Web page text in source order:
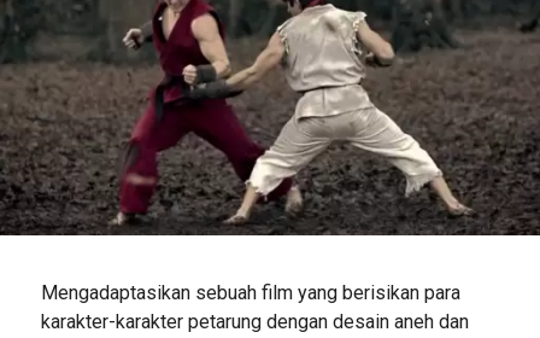
Mengadaptasikan sebuah film yang berisikan para
karakter-karakter petarung dengan desain aneh dan